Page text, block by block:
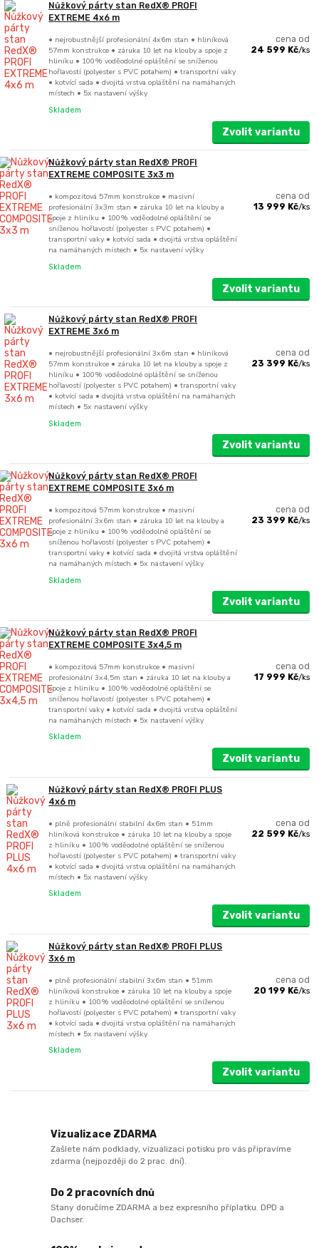
Nůžkový párty stan RedX® PROFI
EXTREME 4x6 m
• nejrobustnější profesionální 4x6m stan • hliníková
57mm konstrukce • záruka 10 let na klouby a spoje z
hliníku • 100% voděodolné opláštění se sníženou
hořlavostí (polyester s PVC potahem) • transportní vaky
• kotvící sada • dvojitá vrstva opláštění na namáhaných
místech • 5x nastavení výšky
cena od
24 599 Kč/ks
Skladem
Zvolit variantu
Nůžkový párty stan RedX® PROFI
EXTREME COMPOSITE 3x3 m
• kompozitová 57mm konstrukce • masivní
profesionální 3x3m stan • záruka 10 let na klouby a
spoje z hliníku • 100% voděodolné opláštění se
sníženou hořlavostí (polyester s PVC potahem) •
transportní vaky • kotvící sada • dvojitá vrstva opláštění
na namáhaných místech • 5x nastavení výšky
cena od
13 999 Kč/ks
Skladem
Zvolit variantu
Nůžkový párty stan RedX® PROFI
EXTREME 3x6 m
• nejrobustnější profesionální 3x6m stan • hliníková
57mm konstrukce • záruka 10 let na klouby a spoje z
hliníku • 100% voděodolné opláštění se sníženou
hořlavostí (polyester s PVC potahem) • transportní vaky
• kotvící sada • dvojitá vrstva opláštění na namáhaných
místech • 5x nastavení výšky
cena od
23 399 Kč/ks
Skladem
Zvolit variantu
Nůžkový párty stan RedX® PROFI
EXTREME COMPOSITE 3x6 m
• kompozitová 57mm konstrukce • masivní
profesionální 3x6m stan • záruka 10 let na klouby a
spoje z hliníku • 100% voděodolné opláštění se
sníženou hořlavostí (polyester s PVC potahem) •
transportní vaky • kotvící sada • dvojitá vrstva opláštění
na namáhaných místech • 5x nastavení výšky
cena od
23 399 Kč/ks
Skladem
Zvolit variantu
Nůžkový párty stan RedX® PROFI
EXTREME COMPOSITE 3x4,5 m
• kompozitová 57mm konstrukce • masivní
profesionální 3x4,5m stan • záruka 10 let na klouby a
spoje z hliníku • 100% voděodolné opláštění se
sníženou hořlavostí (polyester s PVC potahem) •
transportní vaky • kotvící sada • dvojitá vrstva opláštění
na namáhaných místech • 5x nastavení výšky
cena od
17 999 Kč/ks
Skladem
Zvolit variantu
Nůžkový párty stan RedX® PROFI PLUS
4x6 m
• plně profesionální stabilní 4x6m stan • 51mm
hliníková konstrukce • záruka 10 let na klouby a spoje
z hliníku • 100% voděodolné opláštění se sníženou
hořlavostí (polyester s PVC potahem) • transportní vaky
• kotvící sada • dvojitá vrstva opláštění na namáhaných
místech • 5x nastavení výšky
cena od
22 599 Kč/ks
Skladem
Zvolit variantu
Nůžkový párty stan RedX® PROFI PLUS
3x6 m
• plně profesionální stabilní 3x6m stan • 51mm
hliníková konstrukce • záruka 10 let na klouby a spoje
z hliníku • 100% voděodolné opláštění se sníženou
hořlavostí (polyester s PVC potahem) • transportní vaky
• kotvící sada • dvojitá vrstva opláštění na namáhaných
místech • 5x nastavení výšky
cena od
20 199 Kč/ks
Skladem
Zvolit variantu
Vizualizace ZDARMA
Zašlete nám podklady, vizualizaci potisku pro vás připravíme
zdarma (nejpozději do 2 prac. dní).
Do 2 pracovních dnů
Stany doručíme ZDARMA a bez expresního příplatku. DPD a
Dachser.